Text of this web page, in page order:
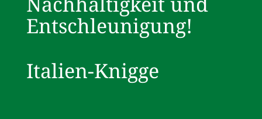
Nachhaltigkeit und
Entschleunigung!
Italien-Knigge